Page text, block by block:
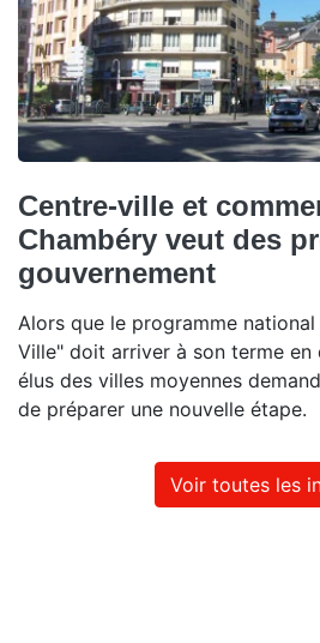
Centre-ville et
Chambéry veut des
gouvernement
Alors que le programme
Ville" doit arriver à son terme en
élus des villes moyennes
de préparer une nouvelle étape.
Voir toutes les